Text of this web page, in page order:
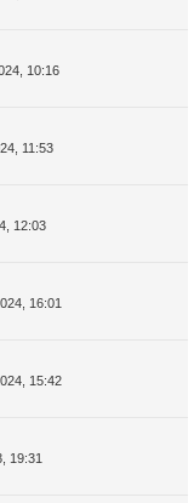
10:16
11:53
12:03
16:01
15:42
19:31